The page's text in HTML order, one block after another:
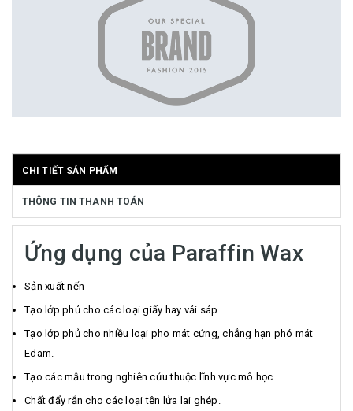
CHI TIẾT SẢN PHẨM
THÔNG TIN THANH TOÁN
Ứng dụng của Paraffin Wax
Sản xuất nến
Tạo lớp phủ cho các loại giấy hay vải sáp.
Tạo lớp phủ cho nhiều loại pho mát cứng, chẳng hạn phó mát
Edam.
Tạo các mẫu trong nghiên cứu thuộc lĩnh vực mô học.
Chất đẩy rắn cho các loại tên lửa lai ghép.